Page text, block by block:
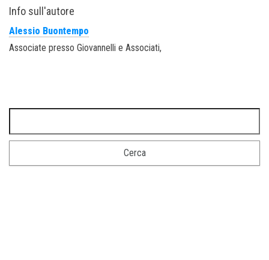
Info sull'autore
Alessio Buontempo
Associate presso Giovannelli e Associati,